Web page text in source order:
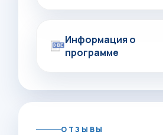
Информация о
программе
ОТЗЫВЫ